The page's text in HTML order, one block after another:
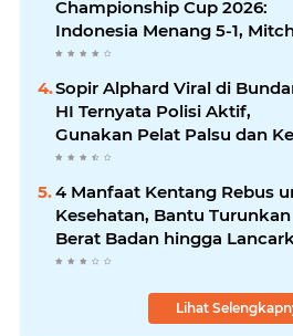
Championship Cup 2026:
Indonesia Menang 5-1,
Baker Hattrick dan Puncaki
Skor
Sopir Alphard Viral di
HI Ternyata Polisi Aktif,
Gunakan Pelat Palsu dan
Tilang
4 Manfaat Kentang Rebus
Kesehatan, Bantu Turunkan
Berat Badan hingga
Pencernaan
Lihat